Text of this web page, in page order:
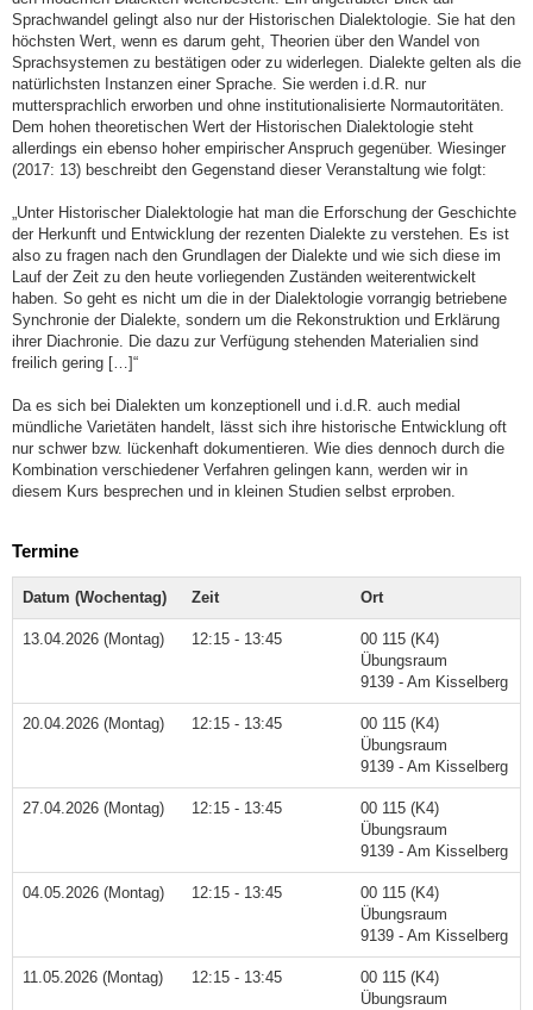
Sprachwandel gelingt also nur der Historischen Dialektologie. Sie hat den
höchsten Wert, wenn es darum geht, Theorien über den Wandel von
Sprachsystemen zu bestätigen oder zu widerlegen. Dialekte gelten als die
natürlichsten Instanzen einer Sprache. Sie werden i.d.R. nur
muttersprachlich erworben und ohne institutionalisierte Normautoritäten.
Dem hohen theoretischen Wert der Historischen Dialektologie steht
allerdings ein ebenso hoher empirischer Anspruch gegenüber. Wiesinger
(2017: 13) beschreibt den Gegenstand dieser Veranstaltung wie folgt:
„Unter Historischer Dialektologie hat man die Erforschung der Geschichte
der Herkunft und Entwicklung der rezenten Dialekte zu verstehen. Es ist
also zu fragen nach den Grundlagen der Dialekte und wie sich diese im
Lauf der Zeit zu den heute vorliegenden Zuständen weiterentwickelt
haben. So geht es nicht um die in der Dialektologie vorrangig betriebene
Synchronie der Dialekte, sondern um die Rekonstruktion und Erklärung
ihrer Diachronie. Die dazu zur Verfügung stehenden Materialien sind
freilich gering […]“
Da es sich bei Dialekten um konzeptionell und i.d.R. auch medial
mündliche Varietäten handelt, lässt sich ihre historische Entwicklung oft
nur schwer bzw. lückenhaft dokumentieren. Wie dies dennoch durch die
Kombination verschiedener Verfahren gelingen kann, werden wir in
diesem Kurs besprechen und in kleinen Studien selbst erproben.
Termine
Datum (Wochentag) Zeit Ort
13.04.2026 (Montag) 12:15 - 13:45
00 115 (K4)
Übungsraum
9139 - Am Kisselberg
20.04.2026 (Montag) 12:15 - 13:45
00 115 (K4)
Übungsraum
9139 - Am Kisselberg
27.04.2026 (Montag) 12:15 - 13:45
00 115 (K4)
Übungsraum
9139 - Am Kisselberg
04.05.2026 (Montag) 12:15 - 13:45
00 115 (K4)
Übungsraum
9139 - Am Kisselberg
11.05.2026 (Montag) 12:15 - 13:45
00 115 (K4)
Übungsraum